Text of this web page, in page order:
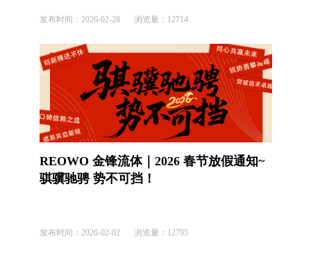
发布时间： 2026-02-28 浏览量： 12714
REOWO 金锋流体｜2026 春节放假通知~
骐骥驰骋 势不可挡！
发布时间： 2026-02-02 浏览量： 12795